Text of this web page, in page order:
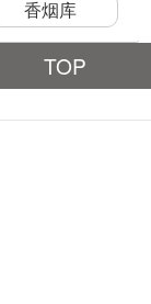
香烟库
TOP